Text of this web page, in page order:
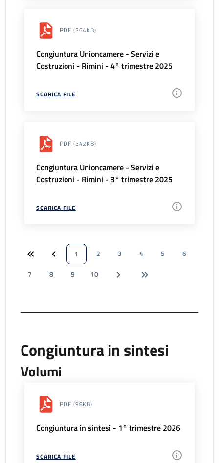
PDF (364KB)
Congiuntura Unioncamere - Servizi e
Costruzioni - Rimini - 4° trimestre 2025
SCARICA FILE
PDF (342KB)
Congiuntura Unioncamere - Servizi e
Costruzioni - Rimini - 3° trimestre 2025
SCARICA FILE
1 2 3 4 5
6
7
8 9 10
Congiuntura in sintesi
Volumi
PDF (98KB)
Congiuntura in sintesi - 1° trimestre 2026
SCARICA FILE